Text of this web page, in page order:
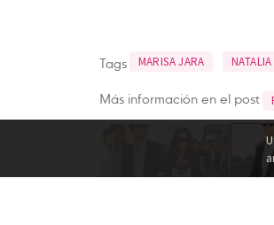
Tags MARISA JARA NATALIA
Más información en el post